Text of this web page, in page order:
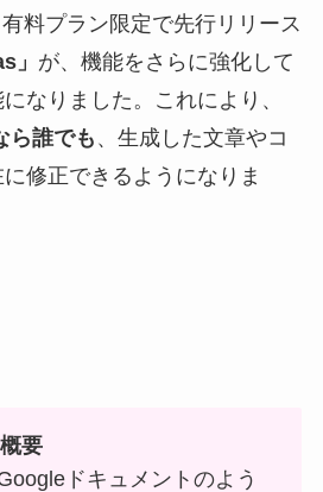
料プラン限定で先行リリース
」 が、機能をさらに強化して
なりました。これにより、
ら誰でも 、生成した文章やコ
修正できるようになりま
要
ドキュメントのよう